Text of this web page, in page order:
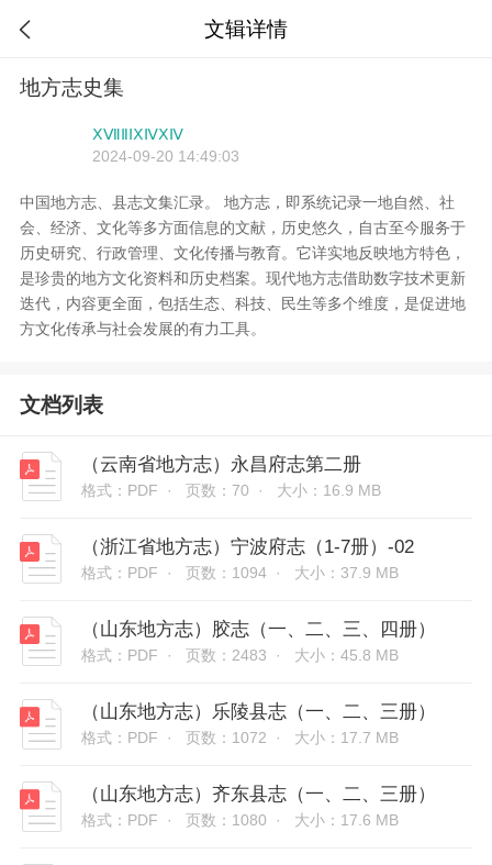
 文辑详情
地方志史集
ⅩⅦⅡⅠⅩⅣⅩⅣ
2024-09-20 14:49:03
中国地方志、县志文集汇录。 地方志，即系统记录一地自然、社
会、经济、文化等多方面信息的文献，历史悠久，自古至今服务于
历史研究、行政管理、文化传播与教育。它详实地反映地方特色，
是珍贵的地方文化资料和历史档案。现代地方志借助数字技术更新
迭代，内容更全面，包括生态、科技、民生等多个维度，是促进地
方文化传承与社会发展的有力工具。
文档列表
（云南省地方志）永昌府志第二册
格式：PDF · 页数：70 · 大小：16.9 MB
（浙江省地方志）宁波府志（1-7册）-02
格式：PDF · 页数：1094 · 大小：37.9 MB
（山东地方志）胶志（一、二、三、四册）
格式：PDF · 页数：2483 · 大小：45.8 MB
（山东地方志）乐陵县志（一、二、三册）
格式：PDF · 页数：1072 · 大小：17.7 MB
（山东地方志）齐东县志（一、二、三册）
格式：PDF · 页数：1080 · 大小：17.6 MB